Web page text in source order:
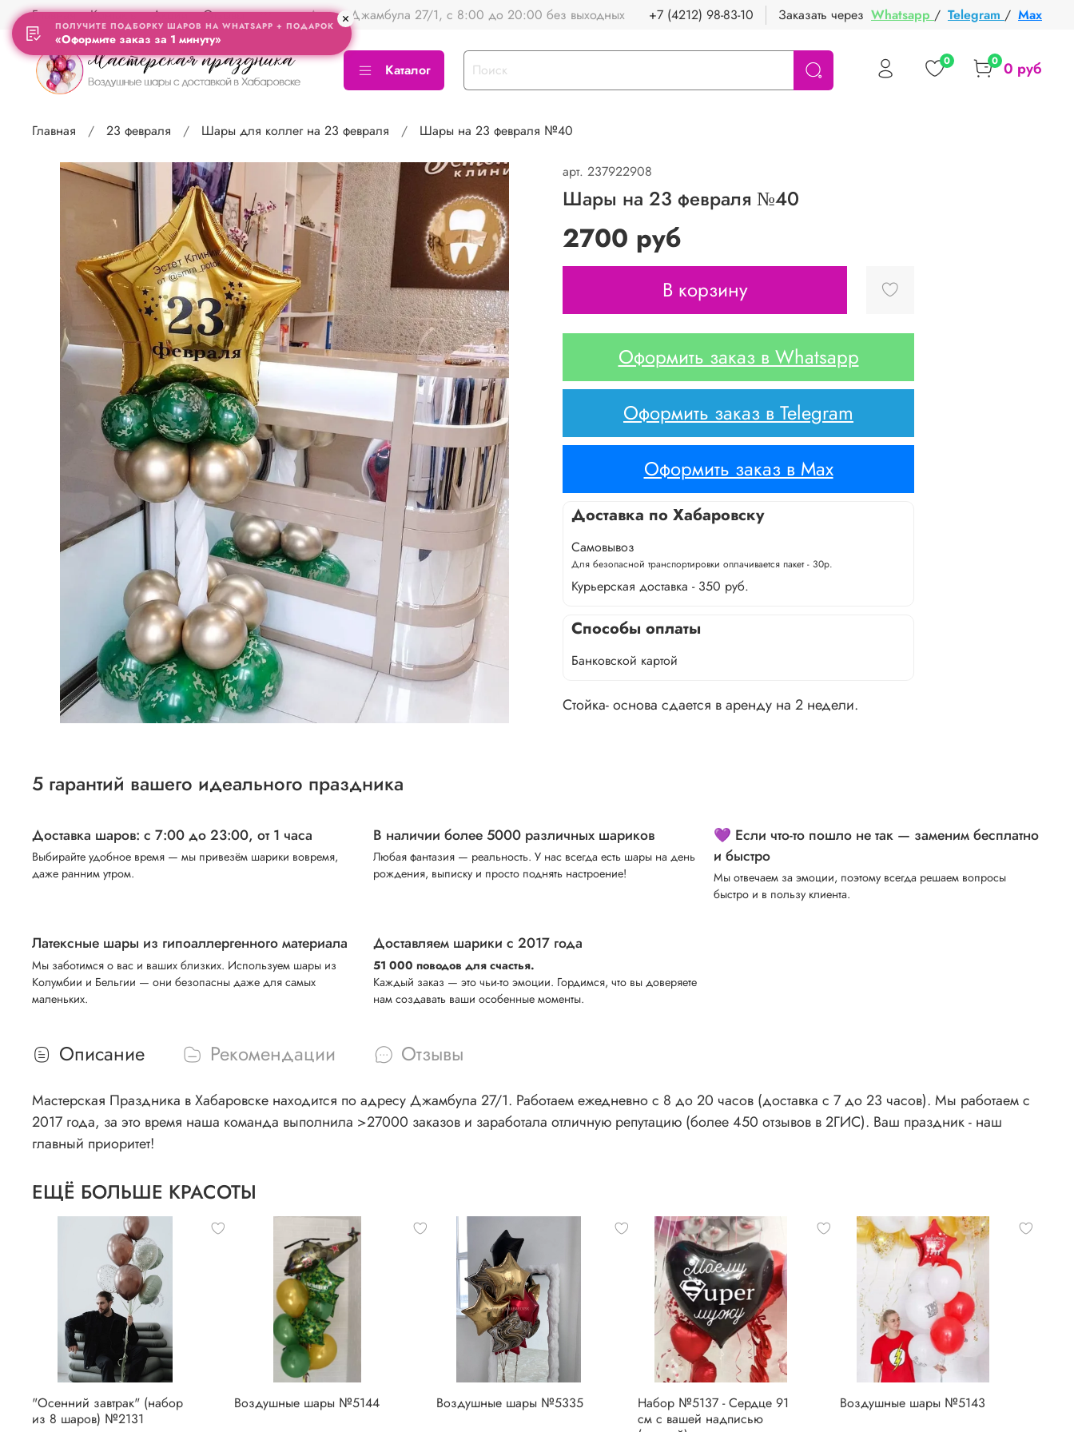
Главная Контакты Акции Отзывы Адрес Джамбула 27/1, с 8:00 до 20:00 без выходных +7 (4212) 98-83-10 Заказать через Whatsapp / Telegram / Max
Каталог 0 0 0 руб
Главная 23 февраля Шары для коллег на 23 февраля Шары на 23 февраля №40
арт. 237922908
Шары на 23 февраля №40
2700 руб
В корзину
Оформить заказ в Whatsapp
Оформить заказ в Telegram
Оформить заказ в Max
Доставка по Хабаровску
Самовывоз
Для безопасной транспортировки оплачивается пакет - 30р.
Курьерская доставка - 350 руб.
Способы оплаты
Банковской картой
Стойка- основа сдается в аренду на 2 недели.
5 гарантий вашего идеального праздника
Доставка шаров: с 7:00 до 23:00, от 1 часа
Выбирайте удобное время — мы привезём шарики вовремя,
даже ранним утром.
В наличии более 5000 различных шариков
Любая фантазия — реальность. У нас всегда есть шары на день
рождения, выписку и просто поднять настроение!
💜 Если что-то пошло не так — заменим бесплатно
и быстро
Мы отвечаем за эмоции, поэтому всегда решаем вопросы
быстро и в пользу клиента.
Латексные шары из гипоаллергенного материала
Мы заботимся о вас и ваших близких. Используем шары из
Колумбии и Бельгии — они безопасны даже для самых
маленьких.
Доставляем шарики с 2017 года
51 000 поводов для счастья.
Каждый заказ — это чьи-то эмоции. Гордимся, что вы доверяете
нам создавать ваши особенные моменты.
Описание Рекомендации Отзывы
Мастерская Праздника в Хабаровске находится по адресу Джамбула 27/1. Работаем ежедневно с 8 до 20 часов (доставка с 7 до 23 часов). Мы работаем с
2017 года, за это время наша команда выполнила >27000 заказов и заработала отличную репутацию (более 450 отзывов в 2ГИС). Ваш праздник - наш
главный приоритет!
ЕЩЁ БОЛЬШЕ КРАСОТЫ
"Осенний завтрак" (набор
из 8 шаров) №2131
Воздушные шары №5144 Воздушные шары №5335
Набор №5137 - Сердце 91
см с вашей надписью
Воздушные шары №5143
ПОЛУЧИТЕ ПОДБОРКУ ШАРОВ НА WHATSAPP + ПОДАРОК
«Оформите заказ за 1 минуту»